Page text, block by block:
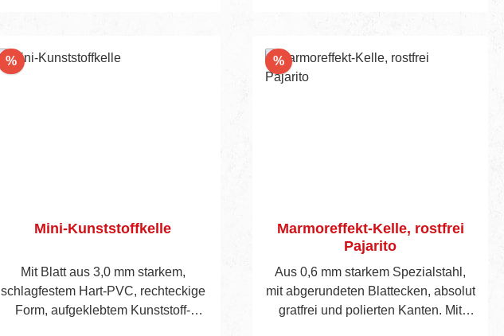
Gewichtsreduzierung durch die
neuartige Kunststoffstü tze eine
%Rabatt
Mini-Kunststoffkelle
Mit Blatt aus 3,0 mm starkem,
schlagfestem Hart-PVC, rechteckige
Form, aufgeklebtem Kunststoff-
%Rabatt
Marmoreffekt-Kelle, rostfrei
Pajarito
Aus 0,6 mm starkem Spezialstahl,
mit abgerundeten Blattecken, absolut
gratfrei und polierten Kanten. Mit